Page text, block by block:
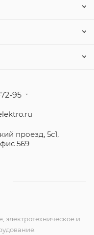
95
проезд, 5с1,
569
электротехническое и